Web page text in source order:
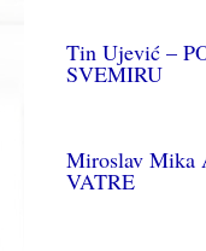
Tin Ujević –
SVEMIRU
Miroslav Mika
VATRE